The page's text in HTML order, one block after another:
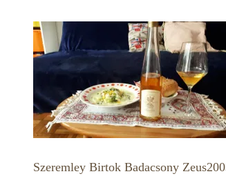
Szeremley Birtok Badacsony